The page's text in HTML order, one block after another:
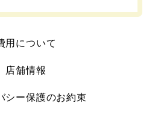
用について
店舗情報
シー保護のお約束